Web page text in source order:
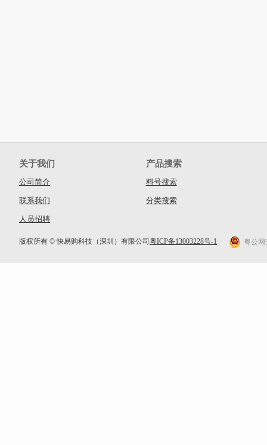
关于我们
公司简介
联系我们
人员招聘
产品搜索
料号搜索
分类搜索
版权所有 © 快易购科技（深圳）有限公司 粤ICP备13003228号-1 粤公网